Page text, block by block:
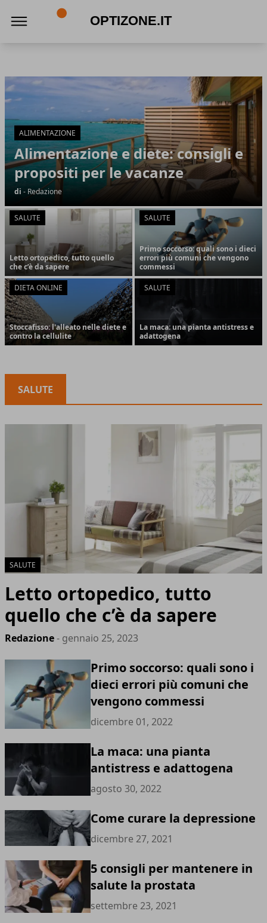
Articoli in Evidenza
ALIMENTAZIONE
Alimentazione e diete: consigli e
propositi per le vacanze
di - Redazione
SALUTE
Letto ortopedico, tutto quello
che c’è da sapere
SALUTE
Primo soccorso: quali sono i dieci
errori più comuni che vengono
commessi
DIETA ONLINE
Stoccafisso: l'alleato nelle diete e
contro la cellulite
SALUTE
La maca: una pianta antistress e
adattogena
SALUTE
SALUTE
Letto ortopedico, tutto
quello che c’è da sapere
Redazione- gennaio 25, 2023
Primo soccorso: quali sono i
dieci errori più comuni che
vengono commessi
dicembre 01, 2022
La maca: una pianta
antistress e adattogena
agosto 30, 2022
Come curare la depressione
dicembre 27, 2021
5 consigli per mantenere in
salute la prostata
settembre 23, 2021